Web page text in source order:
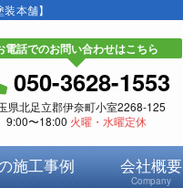
本舗】
施工事例 会社概要
Company
電話でのお問い合わせはこちら
050-3628-1553
県北足立郡伊奈町小室2268-125
9:00〜18:00 火曜・水曜定休